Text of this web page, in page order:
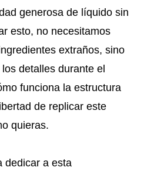
generosa de líquido sin
esto, no necesitamos
extraños, sino
detalles durante el
funciona la estructura
de replicar este
quieras.
dedicar a esta